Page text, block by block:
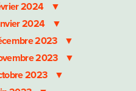
2024
2024
2023
2023
2023